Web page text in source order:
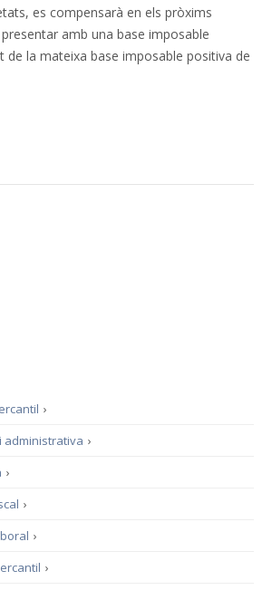
es compensarà en els pròxims
amb una base imposable
de la mateixa base imposable positiva de
›
›
administrativa
›
›
›
›